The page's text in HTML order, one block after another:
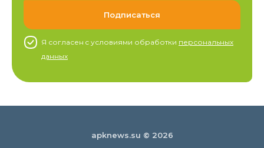
Я согласен c условиями обработки персональных
данных
apknews.su © 2026